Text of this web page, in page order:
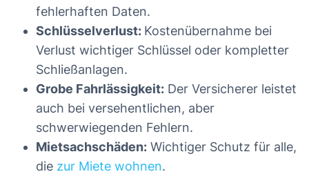
fehlerhaften Daten.
Schlüsselverlust: Kostenübernahme bei
Verlust wichtiger Schlüssel oder kompletter
Schließanlagen.
Grobe Fahrlässigkeit: Der Versicherer leistet
auch bei versehentlichen, aber
schwerwiegenden Fehlern.
Mietsachschäden: Wichtiger Schutz für alle,
die zur Miete wohnen.